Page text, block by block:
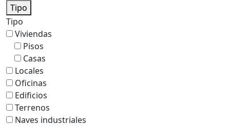
Tipo
Tipo
Viviendas
Pisos
Casas
Locales
Oficinas
Edificios
Terrenos
Naves industriales